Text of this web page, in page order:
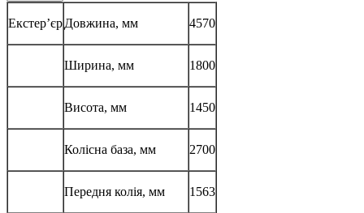
Екстер’єрДовжина, мм 4570
Ширина, мм 1800
Висота, мм 1450
Колісна база, мм 2700
Передня колія, мм 1563